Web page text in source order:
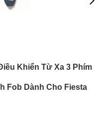
Khiển Từ Xa 3 Phím
Fob Dành Cho Fiesta